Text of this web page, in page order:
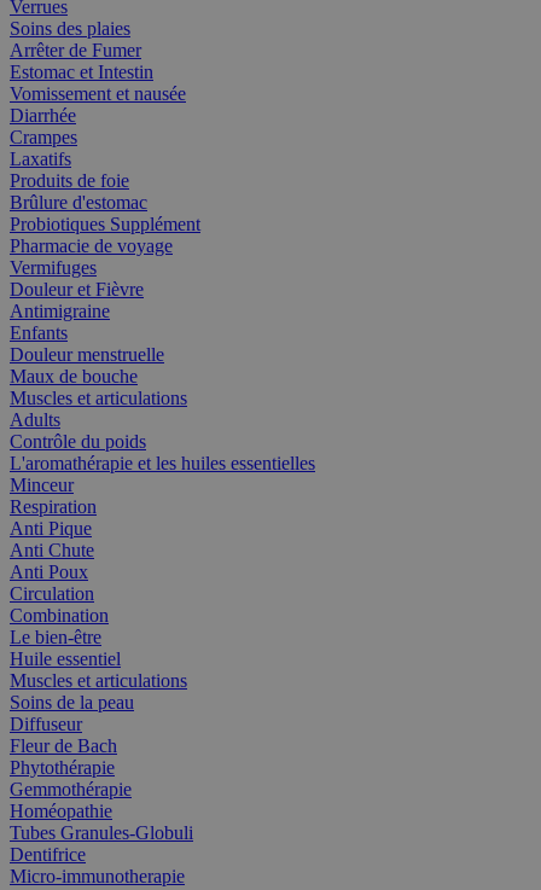
Verrues
Soins des plaies
Arrêter de Fumer
Estomac et Intestin
Vomissement et nausée
Diarrhée
Crampes
Laxatifs
Produits de foie
Brûlure d'estomac
Probiotiques Supplément
Pharmacie de voyage
Vermifuges
Douleur et Fièvre
Antimigraine
Enfants
Douleur menstruelle
Maux de bouche
Muscles et articulations
Adults
Contrôle du poids
L'aromathérapie et les huiles essentielles
Minceur
Respiration
Anti Pique
Anti Chute
Anti Poux
Circulation
Combination
Le bien-être
Huile essentiel
Muscles et articulations
Soins de la peau
Diffuseur
Fleur de Bach
Phytothérapie
Gemmothérapie
Homéopathie
Tubes Granules-Globuli
Dentifrice
Micro-immunotherapie